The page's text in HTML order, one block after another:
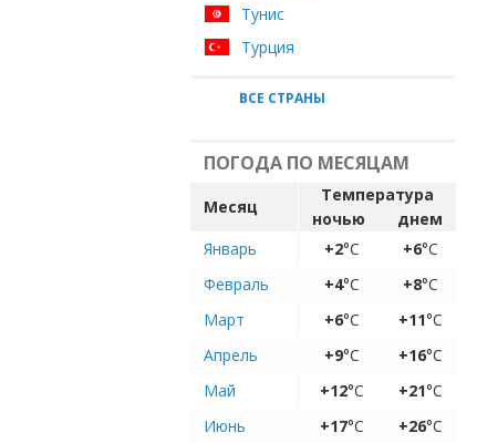
Тунис
Турция
ВСЕ СТРАНЫ
ПОГОДА ПО МЕСЯЦАМ
Месяц
Температура
ночью
днем
Январь
+2°C +6°C
Февраль
+4°C +8°C
Март
+6°C +11°C
Апрель
+9°C +16°C
Май
+12°C +21°C
Июнь
+17°C +26°C